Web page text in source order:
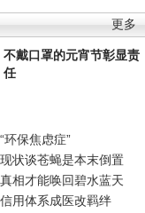
更多
不戴口罩的元宵节彰显责
任
保焦虑症”
状谈苍蝇是本末倒置
相才能唤回碧水蓝天
用体系成医改羁绊